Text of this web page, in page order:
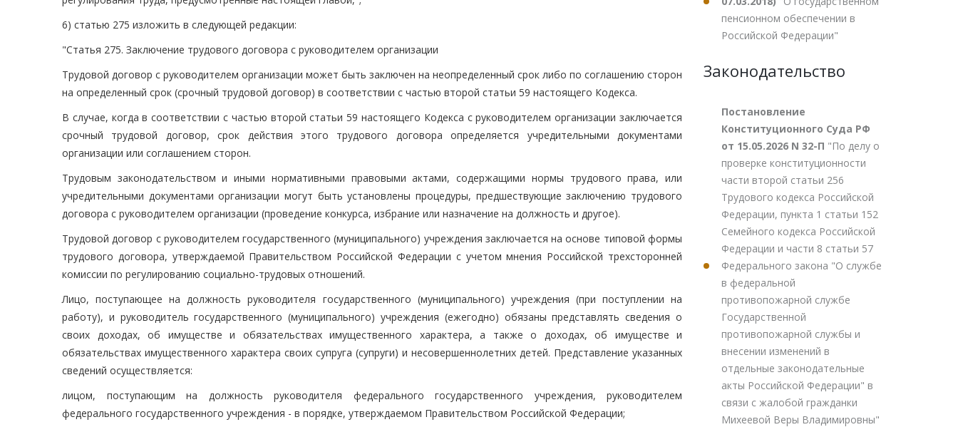
6) статью 275 изложить в следующей редакции:
"Статья 275. Заключение трудового договора с руководителем организации
Трудовой договор с руководителем организации может быть заключен на неопределенный срок либо по соглашению сторон
на определенный срок (срочный трудовой договор) в соответствии с частью второй статьи 59 настоящего Кодекса.
В случае, когда в соответствии с частью второй статьи 59 настоящего Кодекса с руководителем организации заключается
срочный трудовой договор, срок действия этого трудового договора определяется учредительными документами
организации или соглашением сторон.
Трудовым законодательством и иными нормативными правовыми актами, содержащими нормы трудового права, или
учредительными документами организации могут быть установлены процедуры, предшествующие заключению трудового
договора с руководителем организации (проведение конкурса, избрание или назначение на должность и другое).
Трудовой договор с руководителем государственного (муниципального) учреждения заключается на основе типовой формы
трудового договора, утверждаемой Правительством Российской Федерации с учетом мнения Российской трехсторонней
комиссии по регулированию социально-трудовых отношений.
Лицо, поступающее на должность руководителя государственного (муниципального) учреждения (при поступлении на
работу), и руководитель государственного (муниципального) учреждения (ежегодно) обязаны представлять сведения о
своих доходах, об имуществе и обязательствах имущественного характера, а также о доходах, об имуществе и
обязательствах имущественного характера своих супруга (супруги) и несовершеннолетних детей. Представление указанных
сведений осуществляется:
лицом, поступающим на должность руководителя федерального государственного учреждения, руководителем
федерального государственного учреждения - в порядке, утверждаемом Правительством Российской Федерации;
пенсионном обеспечении в
Российской Федерации"
Законодательство
Постановление
Конституционного Суда РФ
от 15.05.2026 N 32-П "По делу о
проверке конституционности
части второй статьи 256
Трудового кодекса Российской
Федерации, пункта 1 статьи 152
Семейного кодекса Российской
Федерации и части 8 статьи 57
Федерального закона "О службе
в федеральной
противопожарной службе
Государственной
противопожарной службы и
внесении изменений в
отдельные законодательные
акты Российской Федерации" в
связи с жалобой гражданки
Михеевой Веры Владимировны"